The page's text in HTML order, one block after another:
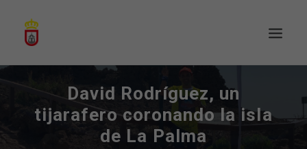
David Rodríguez, un
tijarafero coronando la isla
de La Palma